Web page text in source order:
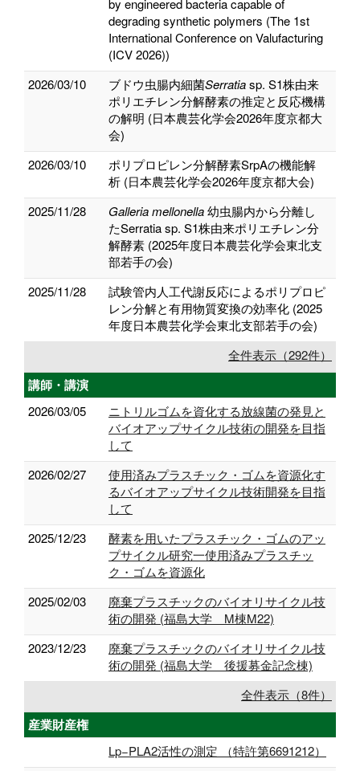
by engineered bacteria capable of
degrading synthetic polymers (The 1st
International Conference on Valufacturing
(ICV 2026))
2026/03/10
ブドウ虫腸内細菌Serratiasp. S1株由来
ポリエチレン分解酵素の推定と反応機構
の解明 (日本農芸化学会2026年度京都大
会)
2026/03/10
ポリプロピレン分解酵素SrpAの機能解
析 (日本農芸化学会2026年度京都大会)
2025/11/28
Galleria mellonella幼虫腸内から分離し
たSerratia sp. S1株由来ポリエチレン分
解酵素 (2025年度日本農芸化学会東北支
部若手の会)
2025/11/28
試験管内人工代謝反応によるポリプロピ
レン分解と有用物質変換の効率化 (2025
年度日本農芸化学会東北支部若手の会)
全件表示（292件）
講師・講演
2026/03/05
ニトリルゴムを資化する放線菌の発見と
バイオアップサイクル技術の開発を目指
して
2026/02/27
使用済みプラスチック・ゴムを資源化す
るバイオアップサイクル技術開発を目指
して
2025/12/23
酵素を用いたプラスチック・ゴムのアッ
プサイクル研究一使用済みプラスチッ
ク・ゴムを資源化
2025/02/03
廃棄プラスチックのバイオリサイクル技
術の開発 (福島大学 M棟M22)
2023/12/23
廃棄プラスチックのバイオリサイクル技
術の開発 (福島大学 後援募金記念棟)
全件表示（8件）
産業財産権
Lp−PLA2活性の測定 （特許第6691212）